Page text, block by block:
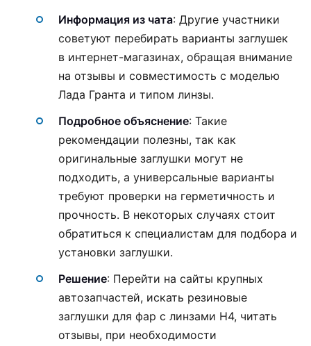
Информация из чата: Другие участники
советуют перебирать варианты заглушек
в интернет-магазинах, обращая внимание
на отзывы и совместимость с моделью
Лада Гранта и типом линзы.
Подробное объяснение: Такие
рекомендации полезны, так как
оригинальные заглушки могут не
подходить, а универсальные варианты
требуют проверки на герметичность и
прочность. В некоторых случаях стоит
обратиться к специалистам для подбора и
установки заглушки.
Решение: Перейти на сайты крупных
автозапчастей, искать резиновые
заглушки для фар с линзами H4, читать
отзывы, при необходимости